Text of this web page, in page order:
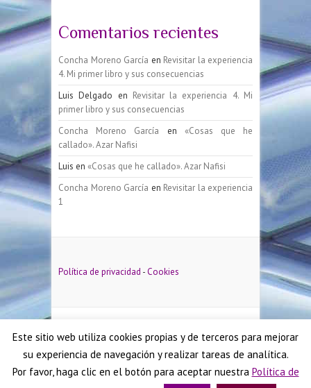
Comentarios recientes
Concha Moreno García en Revisitar la experiencia
4. Mi primer libro y sus consecuencias
Luis Delgado en Revisitar la experiencia 4. Mi
primer libro y sus consecuencias
Concha Moreno García en «Cosas que he
callado». Azar Nafisi
Luis en «Cosas que he callado». Azar Nafisi
Concha Moreno García en Revisitar la experiencia
1
Política de privacidad -Cookies
Copyright ©2026Concha Moreno García|Política
de privacidad | Tema por:Theme Horse| Funciona
WordPress
Este sitio web utiliza cookies propias y de terceros para mejorar
su experiencia de navegación y realizar tareas de analítica.
Por favor, haga clic en el botón para aceptar nuestra Política de